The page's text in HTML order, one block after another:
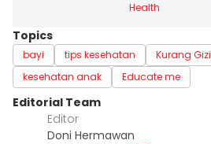
Health
Topics
bayi tips kesehatan Kurang Gizi
kesehatan anak
Educate me
Editorial Team
Editor
Doni Hermawan